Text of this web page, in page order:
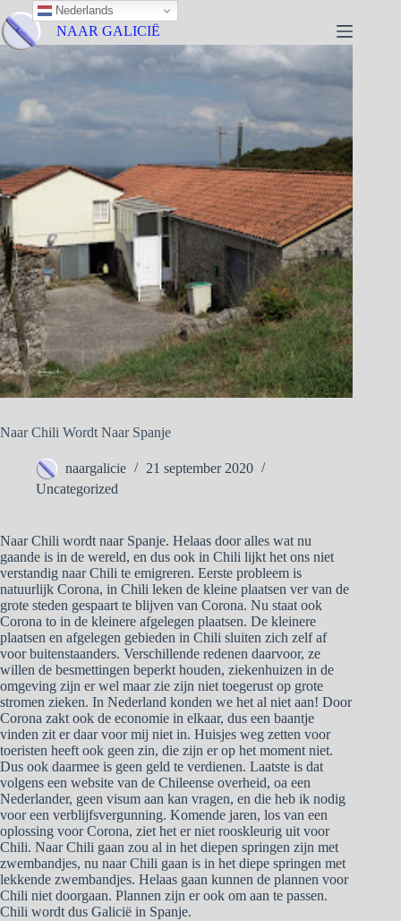
NAAR GALICIË
Naar Chili Wordt Naar Spanje
naargalicie
21 september 2020
Uncategorized
Naar Chili wordt naar Spanje. Helaas door alles wat nu
gaande is in de wereld, en dus ook in Chili lijkt het ons niet
verstandig naar Chili te emigreren. Eerste probleem is
natuurlijk Corona, in Chili leken de kleine plaatsen ver van de
grote steden gespaart te blijven van Corona. Nu staat ook
Corona to in de kleinere afgelegen plaatsen. De kleinere
plaatsen en afgelegen gebieden in Chili sluiten zich zelf af
voor buitenstaanders. Verschillende redenen daarvoor, ze
willen de besmettingen beperkt houden, ziekenhuizen in de
omgeving zijn er wel maar zie zijn niet toegerust op grote
stromen zieken. In Nederland konden we het al niet aan! Door
Corona zakt ook de economie in elkaar, dus een baantje
vinden zit er daar voor mij niet in. Huisjes weg zetten voor
toeristen heeft ook geen zin, die zijn er op het moment niet.
Dus ook daarmee is geen geld te verdienen. Laatste is dat
volgens een website van de Chileense overheid, oa een
Nederlander, geen visum aan kan vragen, en die heb ik nodig
voor een verblijfsvergunning. Komende jaren, los van een
oplossing voor Corona, ziet het er niet rooskleurig uit voor
Chili. Naar Chili gaan zou al in het diepen springen zijn met
zwembandjes, nu naar Chili gaan is in het diepe springen met
lekkende zwembandjes. Helaas gaan kunnen de plannen voor
Chili niet doorgaan. Plannen zijn er ook om aan te passen.
Chili wordt dus Galicië in Spanje.
Nederlands